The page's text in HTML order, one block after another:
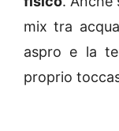
mix tra
aspro e la
proprio